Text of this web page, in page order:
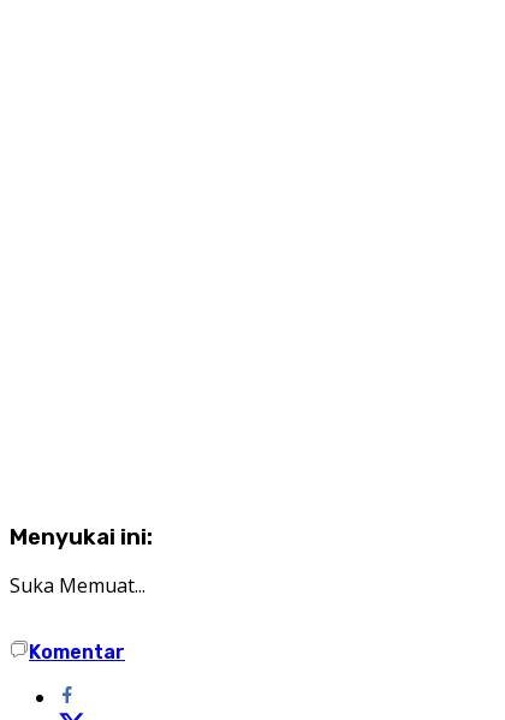
Menyukai ini:
Suka Memuat...
Komentar